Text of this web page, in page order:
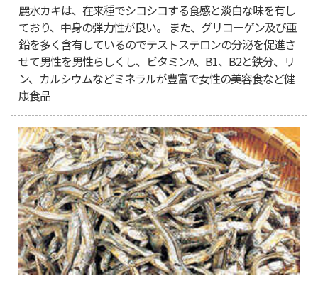
麗水カキは、在来種でシコシコする食感と淡白な味を有し
ており、中身の弾力性が良い。 また、グリコーゲン及び亜
鉛を多く含有しているのでテストステロンの分泌を促進さ
せて男性を男性らしくし、ビタミンA、B1、B2と鉄分、リ
ン、カルシウムなどミネラルが豊富で女性の美容食など健
康食品